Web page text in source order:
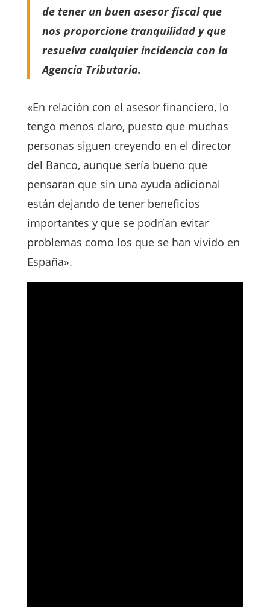
de tener un buen asesor fiscal que
nos proporcione tranquilidad y que
resuelva cualquier incidencia con la
Agencia Tributaria.
«En relación con el asesor financiero, lo
tengo menos claro, puesto que muchas
personas siguen creyendo en el director
del Banco, aunque sería bueno que
pensaran que sin una ayuda adicional
están dejando de tener beneficios
importantes y que se podrían evitar
problemas como los que se han vivido en
España».